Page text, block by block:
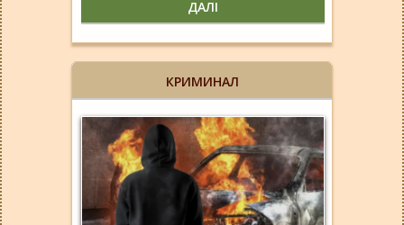
ДАЛІ
КРИМИНАЛ